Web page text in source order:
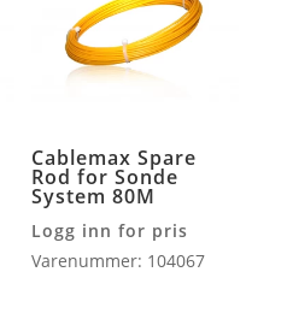
Cablemax Spare
Rod for Sonde
System 80M
Logg inn for pris
Varenummer: 104067